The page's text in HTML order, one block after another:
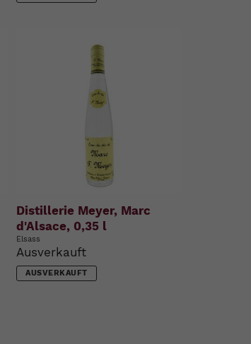
Distillerie Meyer, Marc
d'Alsace, 0,35 l
Elsass
Ausverkauft
AUSVERKAUFT